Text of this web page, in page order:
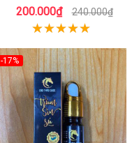
200.000₫ 240.000₫
-17%